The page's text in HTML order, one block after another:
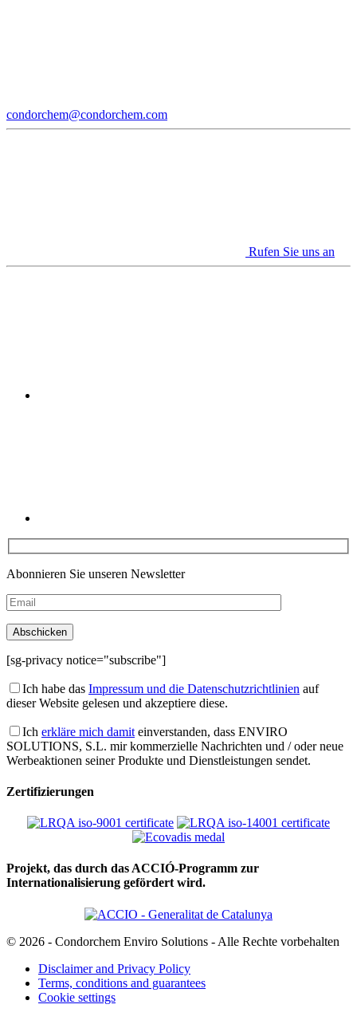
condorchem@condorchem.com
Rufen Sie uns an
Abonnieren Sie unseren Newsletter
[sg-privacy notice="subscribe"]
Ich habe das Impressum und die Datenschutzrichtlinien auf
dieser Website gelesen und akzeptiere diese.
Ich erkläre mich damit einverstanden, dass ENVIRO
SOLUTIONS, S.L. mir kommerzielle Nachrichten und / oder neue
Werbeaktionen seiner Produkte und Dienstleistungen sendet.
Zertifizierungen
Projekt, das durch das ACCIÓ-Programm zur
Internationalisierung gefördert wird.
© 2026 - Condorchem Enviro Solutions - Alle Rechte vorbehalten
Disclaimer and Privacy Policy
Terms, conditions and guarantees
Cookie settings